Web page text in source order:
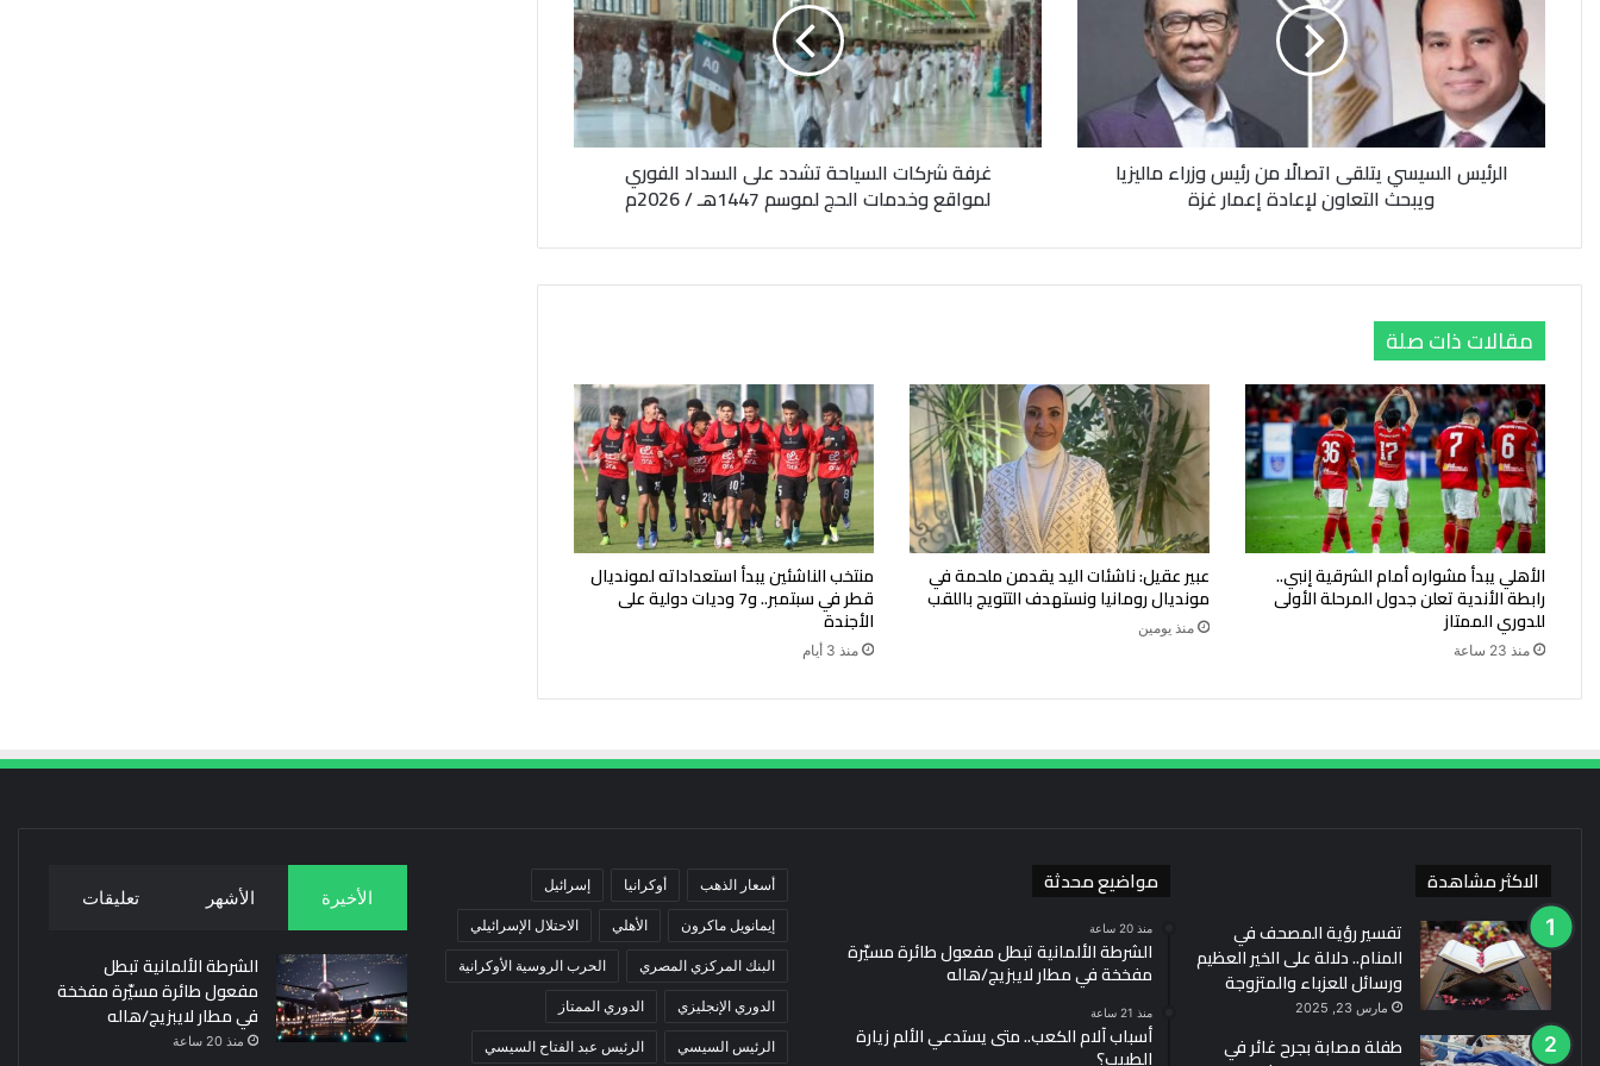
اتصالًا
من
رئيس
وزراء
ماليزيا
ويبحث
التعاون
غزة
الرئيس السيسي يتلقى اتصالًا من رئيس وزراء ماليزيا
ويبحث التعاون لإعادة إعمار غزة
تشدد
على
السداد
الفوري
لمواقع
وخدمات
/
غرفة شركات السياحة تشدد على السداد الفوري
لمواقع وخدمات الحج لموسم 1447هـ / 2026م
مقالات ذات صلة
الأهلي يبدأ مشواره أمام الشرقية إنبي..
رابطة الأندية تعلن جدول المرحلة الأولى
للدوري الممتاز
منذ 23 ساعة
عبير عقيل: ناشئات اليد يقدمن ملحمة في
مونديال رومانيا ونستهدف التتويج باللقب
منذ يومين
منتخب الناشئين يبدأ استعداداته لمونديال
قطر في سبتمبر.. و7 وديات دولية على
الأجندة
منذ 3 أيام
الاكثر مشاهدة
تفسير رؤية المصحف في
المنام.. دلالة على الخير العظيم
ورسائل للعزباء والمتزوجة
مارس 23, 2025
طفلة مصابة بجرح غائر في
مواضيع محدثة
منذ 20 ساعة
الشرطة الألمانية تبطل مفعول طائرة مسيّرة
مفخخة في مطار لايبزيج/هاله
منذ 21 ساعة
أسباب آلام الكعب.. متى يستدعي الألم زيارة
الطبيب؟
أسعار الذهب أوكرانيا إسرائيل
إيمانويل ماكرون الأهلي الاحتلال الإسرائيلي
البنك المركزي المصري الحرب الروسية الأوكرانية
الدوري الإنجليزي الدوري الممتاز
الرئيس السيسي الرئيس عبد الفتاح السيسي
الأخيرة الأشهر تعليقات
الشرطة الألمانية تبطل
مفعول طائرة مسيّرة مفخخة
في مطار لايبزيج/هاله
منذ 20 ساعة